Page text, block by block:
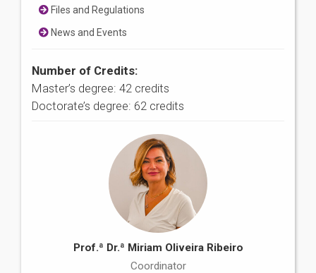
Files and Regulations
News and Events
Number of Credits:
Master’s degree: 42 credits
Doctorate’s degree: 62 credits
Prof.ª Dr.ª Miriam Oliveira Ribeiro
Coordinator